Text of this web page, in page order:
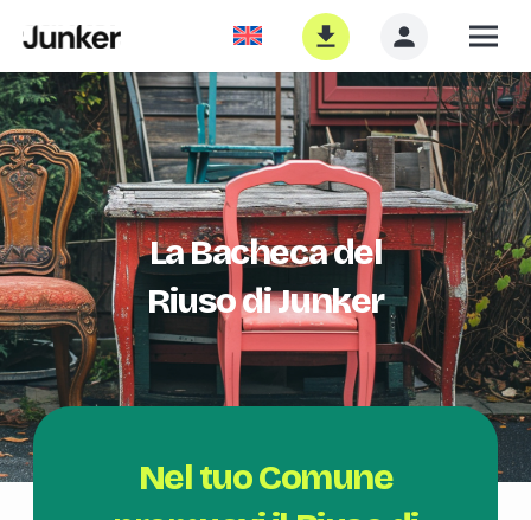
La Bacheca del
Riuso di Junker
Nel tuo Comune